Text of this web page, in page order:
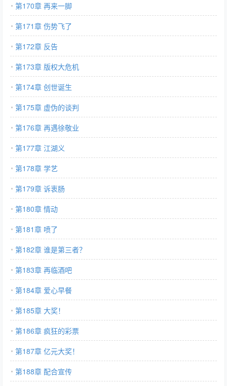
第170章 再来一脚
第171章 伤势飞了
第172章 反告
第173章 版权大危机
第174章 创世诞生
第175章 虚伪的谈判
第176章 再遇徐敬业
第177章 江湖义
第178章 学艺
第179章 诉衷肠
第180章 情动
第181章 喷了
第182章 谁是第三者？
第183章 再临酒吧
第184章 爱心早餐
第185章 大奖！
第186章 疯狂的彩票
第187章 亿元大奖！
第188章 配合宣传